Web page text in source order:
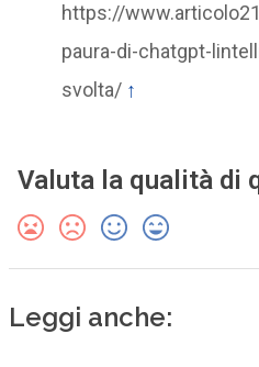
https://
paura-di-chatgpt-
svolta/ ↑
Valuta la qualità di
Leggi anche: